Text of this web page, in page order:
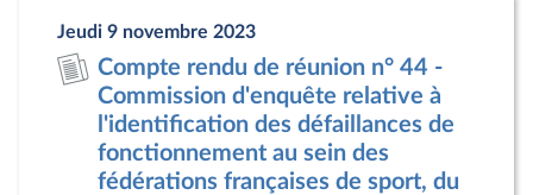
document
pdf
Jeudi 9 novembre 2023
Compte rendu de réunion n° 44 -
Commission d'enquête relative à
l'identification des défaillances de
fonctionnement au sein des
fédérations françaises de sport, du